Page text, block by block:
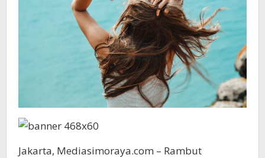
Jakarta, Mediasimoraya.com – Rambut